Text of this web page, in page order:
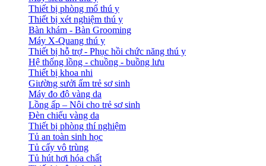
Thiết bị phòng mổ thú y
Thiết bị xét nghiệm thú y
Bàn khám - Bàn Grooming
Máy X-Quang thú y
Thiết bị hỗ trợ - Phục hồi chức năng thú y
Hệ thống lồng - chuồng - buồng lưu
Thiết bị khoa nhi
Giường sưởi ấm trẻ sơ sinh
Máy đo độ vàng da
Lồng ấp – Nôi cho trẻ sơ sinh
Đèn chiếu vàng da
Thiết bị phòng thí nghiệm
Tủ an toàn sinh học
Tủ cấy vô trùng
Tủ hút hơi hóa chất